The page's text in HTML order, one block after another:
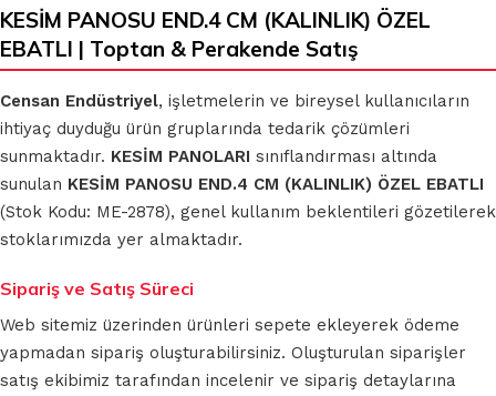
KESİM PANOSU END.4 CM (KALINLIK) ÖZEL
EBATLI | Toptan & Perakende Satış
Censan Endüstriyel, işletmelerin ve bireysel kullanıcıların
ihtiyaç duyduğu ürün gruplarında tedarik çözümleri
sunmaktadır. KESİM PANOLARI sınıflandırması altında
sunulan KESİM PANOSU END.4 CM (KALINLIK) ÖZEL EBATLI
(Stok Kodu: ME-2878), genel kullanım beklentileri gözetilerek
stoklarımızda yer almaktadır.
Sipariş ve Satış Süreci
Web sitemiz üzerinden ürünleri sepete ekleyerek ödeme
yapmadan sipariş oluşturabilirsiniz. Oluşturulan siparişler
satış ekibimiz tarafından incelenir ve sipariş detaylarına